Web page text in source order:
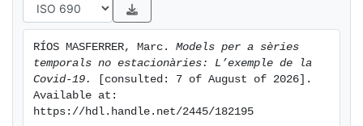
RÍOS MASFERRER, Marc. Models per a sèries
temporals no estacionàries: L’exemple de la
Covid-19.
[consulted: 7 of August of 2026].
Available at:
https://hdl.handle.net/2445/182195